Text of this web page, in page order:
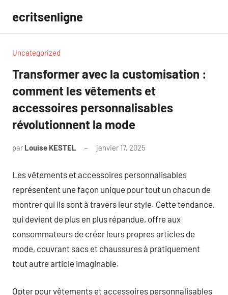
contenu
ecritsenligne
Uncategorized
Transformer avec la customisation :
comment les vêtements et
accessoires personnalisables
révolutionnent la mode
par Louise KESTEL janvier 17, 2025
Les vêtements et accessoires personnalisables
représentent une façon unique pour tout un chacun de
montrer qui ils sont à travers leur style. Cette tendance,
qui devient de plus en plus répandue, offre aux
consommateurs de créer leurs propres articles de
mode, couvrant sacs et chaussures à pratiquement
tout autre article imaginable.
Opter pour vêtements et accessoires personnalisables